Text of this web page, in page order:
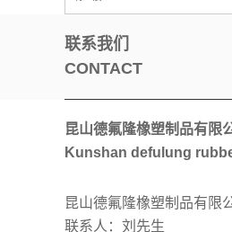
联系我们
CONTACT
昆山德氟隆橡塑制品有限
Kunshan defulung
昆山德氟隆橡塑制品有限
联系人：刘先生